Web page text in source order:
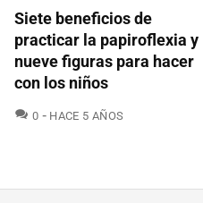
Siete beneficios de
practicar la papiroflexia y
nueve figuras para hacer
con los niños
0 COMENTARIOS
HACE 5 AÑOS